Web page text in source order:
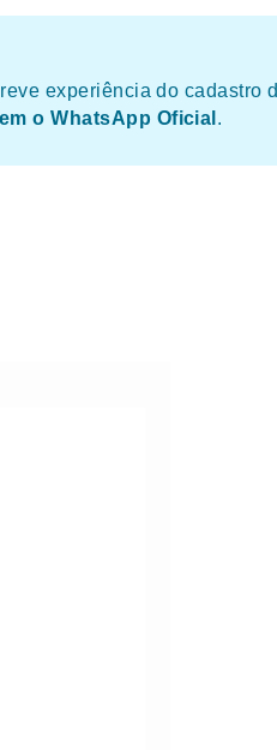
experiência do cadastro
o WhatsApp Oficial .